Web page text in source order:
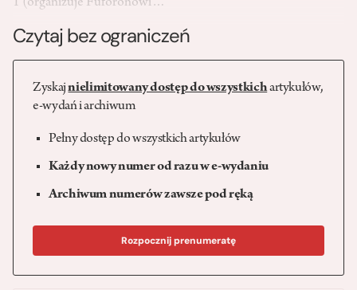
1 (organizuje Fuforonowi…
Czytaj bez ograniczeń
Zyskajnielimitowany dostęp do wszystkichartykułów,
e-wydań i archiwum
Pełny dostęp do wszystkich artykułów
Każdy nowy numer od razu w e-wydaniu
Archiwum numerów zawsze pod ręką
Rozpocznij prenumeratę